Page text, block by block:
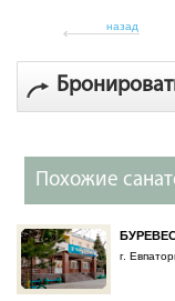
назад
Похожие
г.